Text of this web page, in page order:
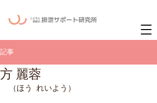
記事
方 麗蓉
（ほう  れいよう）